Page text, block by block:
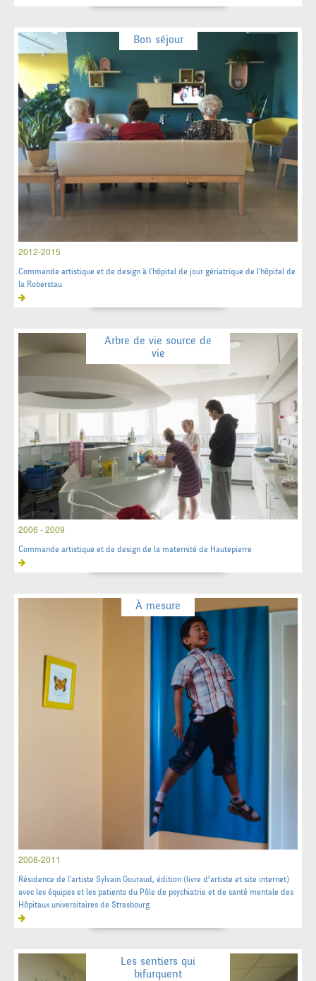
Bon séjour
2012-2015
Commande artistique et de design à l'hôpital de jour gériatrique de l'hôpital de
la Roberstau
Arbre de vie source de
vie
2006 - 2009
Commande artistique et de design de la maternité de Hautepierre
À mesure
2008-2011
Résidence de l'artiste Sylvain Gouraud, édition (livre d’artiste et site internet)
avec les équipes et les patients du Pôle de psychiatrie et de santé mentale des
Hôpitaux universitaires de Strasbourg.
Les sentiers qui
bifurquent